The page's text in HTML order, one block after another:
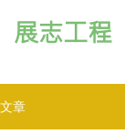
展志工程
文章